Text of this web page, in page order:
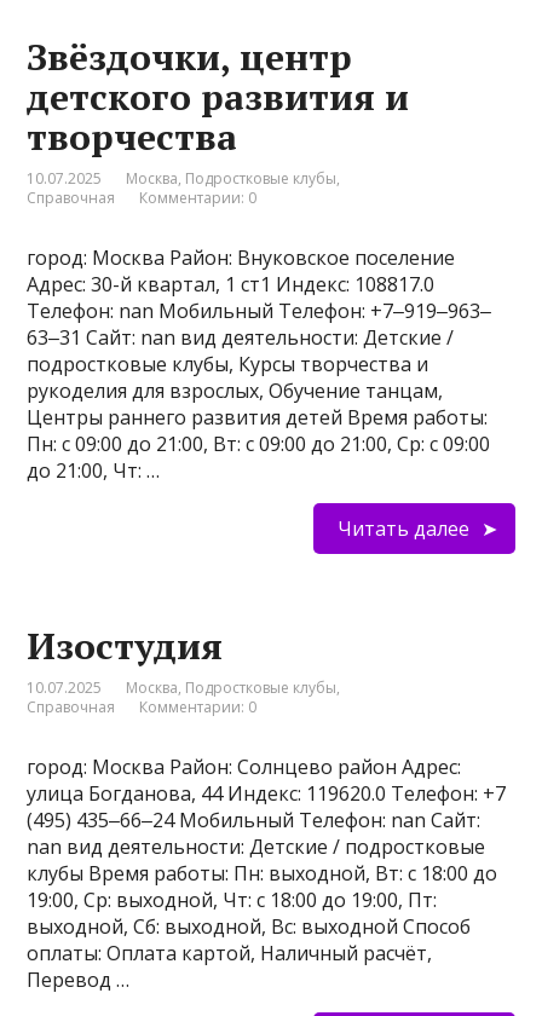
Звёздочки, центр
детского развития и
творчества
10.07.2025 Москва, Подростковые клубы,
Справочная
Комментарии: 0
город: Москва Район: Внуковское поселение
Адрес: 30-й квартал, 1 ст1 Индекс: 108817.0
Телефон: nan Мобильный Телефон: +7‒919‒963‒
63‒31 Сайт: nan вид деятельности: Детские /
подростковые клубы, Курсы творчества и
рукоделия для взрослых, Обучение танцам,
Центры раннего развития детей Время работы:
Пн: с 09:00 до 21:00, Вт: с 09:00 до 21:00, Ср: с 09:00
до 21:00, Чт: …
Читать далее
Изостудия
10.07.2025 Москва, Подростковые клубы,
Справочная
Комментарии: 0
город: Москва Район: Солнцево район Адрес:
улица Богданова, 44 Индекс: 119620.0 Телефон: +7
(495) 435‒66‒24 Мобильный Телефон: nan Сайт:
nan вид деятельности: Детские / подростковые
клубы Время работы: Пн: выходной, Вт: с 18:00 до
19:00, Ср: выходной, Чт: с 18:00 до 19:00, Пт:
выходной, Сб: выходной, Вс: выходной Способ
оплаты: Оплата картой, Наличный расчёт,
Перевод …